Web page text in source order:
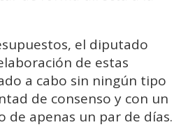
el diputado
de estas
a cabo sin ningún tipo
de consenso y con un
de apenas un par de días.